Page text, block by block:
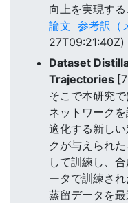
向上を実現する
論文 参考訳（
27T09:21:40Z)
Dataset
Trajectories
そこで本研究
ネットワーク
適化する新し
クが与えられ
して訓練し、
ータで訓練さ
蒸留データを